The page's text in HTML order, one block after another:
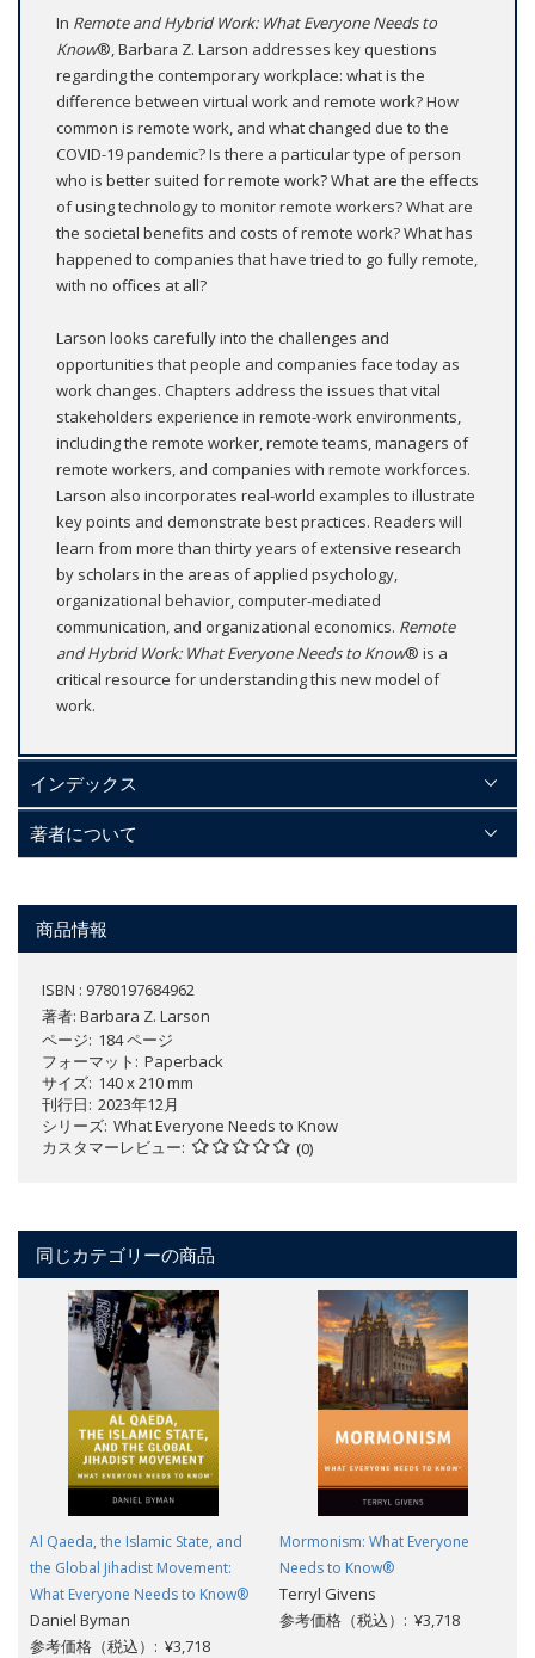
In Remote and Hybrid Work: What Everyone Needs to
Know®, Barbara Z. Larson addresses key questions
regarding the contemporary workplace: what is the
difference between virtual work and remote work? How
common is remote work, and what changed due to the
COVID-19 pandemic? Is there a particular type of person
who is better suited for remote work? What are the effects
of using technology to monitor remote workers? What are
the societal benefits and costs of remote work? What has
happened to companies that have tried to go fully remote,
with no offices at all?
Larson looks carefully into the challenges and
opportunities that people and companies face today as
work changes. Chapters address the issues that vital
stakeholders experience in remote-work environments,
including the remote worker, remote teams, managers of
remote workers, and companies with remote workforces.
Larson also incorporates real-world examples to illustrate
key points and demonstrate best practices. Readers will
learn from more than thirty years of extensive research
by scholars in the areas of applied psychology,
organizational behavior, computer-mediated
communication, and organizational economics. Remote
and Hybrid Work: What Everyone Needs to Know® is a
critical resource for understanding this new model of
work.
インデックス
著者について
商品情報
ISBN : 9780197684962
著者: Barbara Z. Larson
ページ 184 ページ
フォーマット
Paperback
サイズ 140 x 210 mm
刊行日 2023年12月
シリーズ What Everyone Needs to Know
カスタマーレビュー
(0)
同じカテゴリーの商品
Al Qaeda, the Islamic State, and
the Global Jihadist Movement:
What Everyone Needs to Know®
Daniel Byman
参考価格（税込）: ¥3,718
Mormonism: What Everyone
Needs to Know®
Terryl Givens
参考価格（税込）: ¥3,718